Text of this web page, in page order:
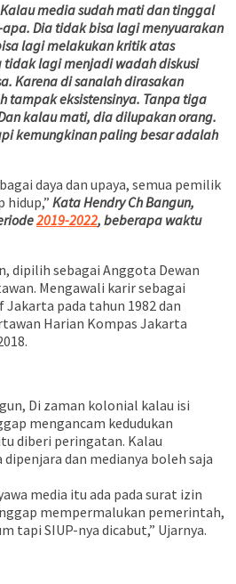
Kalau media sudah mati dan tinggal
Dia tidak bisa lagi menyuarakan
lagi melakukan kritik atas
lagi menjadi wadah diskusi
Karena di sanalah dirasakan
tampak eksistensinya. Tanpa tiga
kalau mati, dia dilupakan orang.
kemungkinan paling besar adalah
daya dan upaya, semua pemilik
hidup,” Kata Hendry Ch Bangun,
2019-2022, beberapa waktu
dipilih sebagai Anggota Dewan
Mengawali karir sebagai
pada tahun 1982 dan
Harian Kompas Jakarta
Di zaman kolonial kalau isi
mengancam kedudukan
diberi peringatan. Kalau
dan medianya boleh saja
media itu ada pada surat izin
mempermalukan pemerintah,
tapi SIUP-nya dicabut,” Ujarnya.